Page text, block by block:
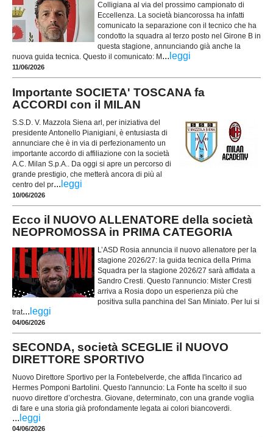
Colligiana al via del prossimo campionato di
Eccellenza. La società biancorossa ha infatti
comunicato la separazione con il tecnico che ha
condotto la squadra al terzo posto nel Girone B in
questa stagione, annunciando già anche la
nuova guida tecnica. Questo il comunicato: M ... leggi
11/06/2026
Importante SOCIETA' TOSCANA fa
ACCORDI con il MILAN
S.S.D. V. Mazzola Siena arl, per iniziativa del
presidente Antonello Pianigiani, è entusiasta di
annunciare che è in via di perfezionamento un
importante accordo di affiliazione con la società
A.C. Milan S.p.A.. Da oggi si apre un percorso di
grande prestigio, che metterà ancora di più al
centro del pr... leggi
10/06/2026
Ecco il NUOVO ALLENATORE della società
NEOPROMOSSA in PRIMA CATEGORIA
L’ASD Rosia annuncia il nuovo allenatore per la
stagione 2026/27: la guida tecnica della Prima
Squadra per la stagione 2026/27 sarà affidata a
Sandro Cresti. Questo l'annuncio: Mister Cresti
arriva a Rosia dopo un esperienza più che
positiva sulla panchina del San Miniato. Per lui si
trat... leggi
04/06/2026
SECONDA, società SCEGLIE il NUOVO
DIRETTORE SPORTIVO
Nuovo Direttore Sportivo per la Fontebelverde, che affida l'incarico ad
Hermes Pomponi Bartolini. Questo l'annuncio: La Fonte ha scelto il suo
nuovo direttore d’orchestra. Giovane, determinato, con una grande voglia
di fare e una storia già profondamente legata ai colori biancoverdi.
... leggi
04/06/2026